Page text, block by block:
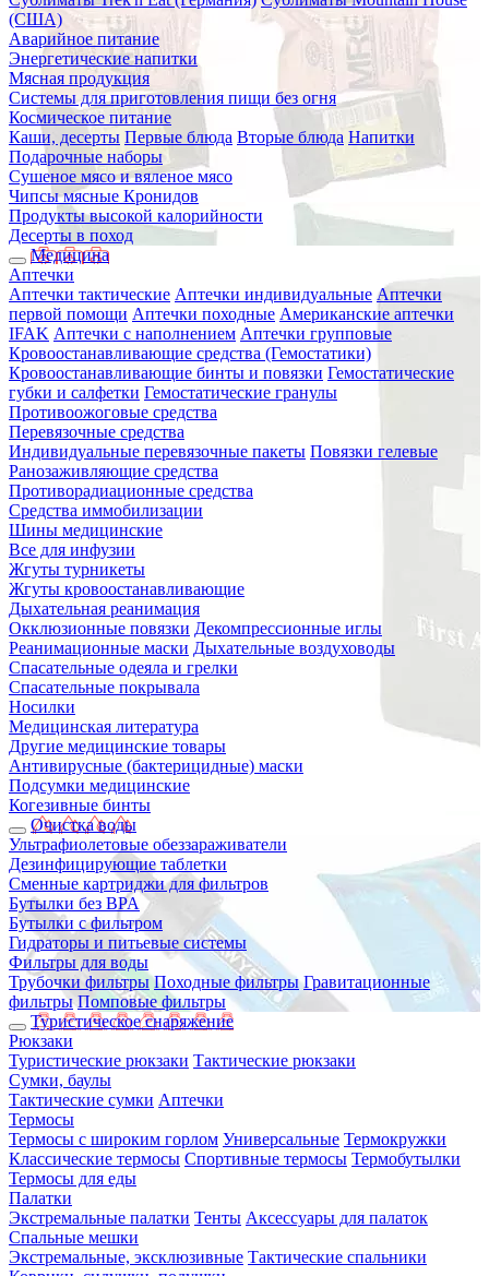
(США)
Аварийное питание
Энергетические напитки
Мясная продукция
Системы для приготовления пищи без огня
Космическое питание
Каши, десерты Первые блюда Вторые блюда Напитки
Подарочные наборы
Сушеное мясо и вяленое мясо
Чипсы мясные Кронидов
Продукты высокой калорийности
Десерты в поход
Медицина
Аптечки
Аптечки тактические Аптечки индивидуальные Аптечки
первой помощи Аптечки походные Американские аптечки
IFAK Аптечки с наполнением Аптечки групповые
Кровоостанавливающие средства (Гемостатики)
Кровоостанавливающие бинты и повязки Гемостатические
губки и салфетки Гемостатические гранулы
Противоожоговые средства
Перевязочные средства
Индивидуальные перевязочные пакеты Повязки гелевые
Ранозаживляющие средства
Противорадиационные средства
Средства иммобилизации
Шины медицинские
Все для инфузии
Жгуты турникеты
Жгуты кровоостанавливающие
Дыхательная реанимация
Окклюзионные повязки Декомпрессионные иглы
Реанимационные маски Дыхательные воздуховоды
Спасательные одеяла и грелки
Спасательные покрывала
Носилки
Медицинская литература
Другие медицинские товары
Антивирусные (бактерицидные) маски
Подсумки медицинские
Когезивные бинты
Очистка воды
Ультрафиолетовые обеззараживатели
Дезинфицирующие таблетки
Сменные картриджи для фильтров
Бутылки без BPA
Бутылки с фильтром
Гидраторы и питьевые системы
Фильтры для воды
Трубочки фильтры Походные фильтры Гравитационные
фильтры Помповые фильтры
Туристическое снаряжение
Рюкзаки
Туристические рюкзаки Тактические рюкзаки
Сумки, баулы
Тактические сумки Аптечки
Термосы
Термосы с широким горлом Универсальные Термокружки
Классические термосы Спортивные термосы Термобутылки
Термосы для еды
Палатки
Экстремальные палатки Тенты Аксессуары для палаток
Спальные мешки
Экстремальные, эксклюзивные Тактические спальники